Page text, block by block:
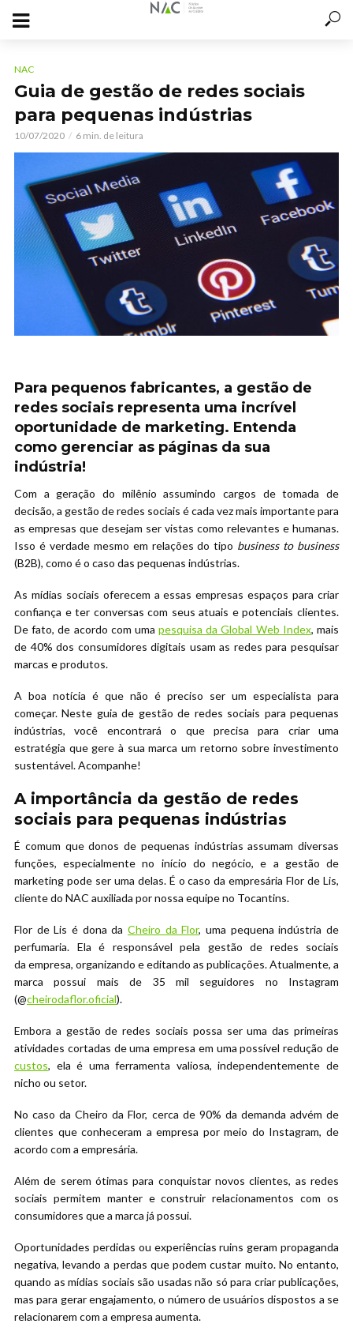
NAC
Guia de gestão de redes sociais
para pequenas indústrias
10/07/2020 6 min. de leitura
Para pequenos fabricantes, a gestão de
redes sociais representa uma incrível
oportunidade de marketing. Entenda
como gerenciar as páginas da sua
indústria!
Com a geração do milênio assumindo cargos de tomada de
decisão, a gestão de redes sociais é cada vez mais importante para
as empresas que desejam ser vistas como relevantes e humanas.
Isso é verdade mesmo em relações do tipo business to business
(B2B), como é o caso das pequenas indústrias.
As mídias sociais oferecem a essas empresas espaços para criar
confiança e ter conversas com seus atuais e potenciais clientes.
De fato, de acordo com umapesquisa da Global Web Index, mais
de 40% dos consumidores digitais usam as redes para pesquisar
marcas e produtos.
A boa notícia é que não é preciso ser um especialista para
começar. Neste guia de gestão de redes sociais para pequenas
indústrias, você encontrará o que precisa para criar uma
estratégia que gere à sua marca um retorno sobre investimento
sustentável. Acompanhe!
A importância da gestão de redes
sociais para pequenas indústrias
É comum que donos de pequenas indústrias assumam diversas
funções, especialmente no início do negócio, e a gestão de
marketing pode ser uma delas. É o caso da empresária Flor de Lis,
cliente do NAC auxiliada por nossa equipe no Tocantins.
Flor de Lis é dona da Cheiro da Flor, uma pequena indústria de
perfumaria. Ela é responsável pela gestão de redes sociais
da empresa, organizando e editando as publicações. Atualmente, a
marca possui mais de 35 mil seguidores no Instagram
(@cheirodaflor.oficial).
Embora a gestão de redes sociais possa ser uma das primeiras
atividades cortadas de uma empresa em uma possível redução de
custos, ela é uma ferramenta valiosa, independentemente de
nicho ou setor.
No caso da Cheiro da Flor, cerca de 90% da demanda advém de
clientes que conheceram a empresa por meio do Instagram, de
acordo com a empresária.
Além de serem ótimas para conquistar novos clientes, as redes
sociais permitem manter e construir relacionamentos com os
consumidores que a marca já possui.
Oportunidades perdidas ou experiências ruins geram propaganda
negativa, levando a perdas que podem custar muito. No entanto,
quando as mídias sociais são usadas não só para criar publicações,
mas para gerar engajamento, o número de usuários dispostos a se
relacionarem com a empresa aumenta.